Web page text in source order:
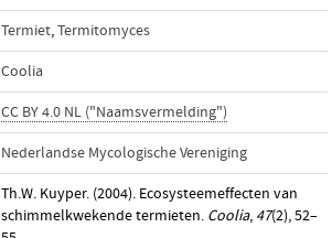
Termiet,Termitomyces
Coolia
CC BY 4.0 NL ("Naamsvermelding")
Nederlandse Mycologische Vereniging
Th.W. Kuyper. (2004). Ecosysteemeffecten van
schimmelkwekende termieten. Coolia, 47(2), 52–